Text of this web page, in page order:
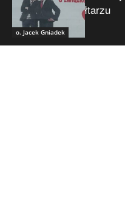
o. Jacek Gniadek
ołtarzu